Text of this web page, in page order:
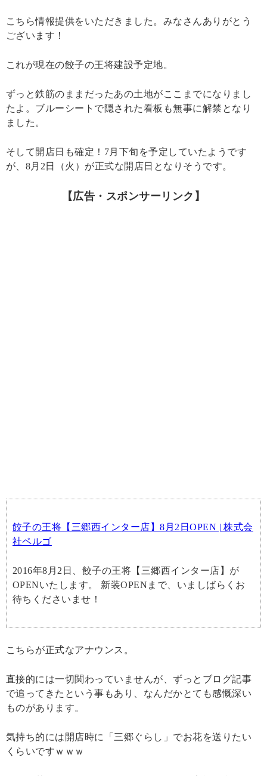
こちら情報提供をいただきました。みなさんありがとう
ございます！
これが現在の餃子の王将建設予定地。
ずっと鉄筋のままだったあの土地がここまでになりまし
たよ。ブルーシートで隠された看板も無事に解禁となり
ました。
そして開店日も確定！7月下旬を予定していたようです
が、8月2日（火）が正式な開店日となりそうです。
【広告・スポンサーリンク】
餃子の王将【三郷西インター店】8月2日OPEN | 株式会
社ペルゴ
2016年8月2日、餃子の王将【三郷西インター店】が
OPENいたします。 新装OPENまで、いましばらくお
待ちくださいませ！
こちらが正式なアナウンス。
直接的には一切関わっていませんが、ずっとブログ記事
で追ってきたという事もあり、なんだかとても感慨深い
ものがあります。
気持ち的には開店時に「三郷ぐらし」でお花を送りたい
くらいですｗｗｗ